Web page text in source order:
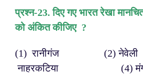
प्रश्न-23. दिए गए भारत रेखा
को अंकित कीजिए ?
(1) रानीगंज (2)
नाहरकटिया (4)